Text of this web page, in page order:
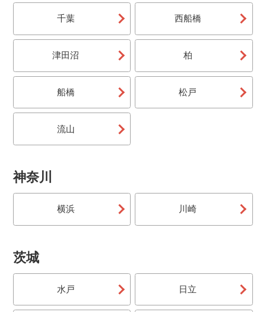
千葉 西船橋
津田沼 柏
船橋 松戸
流山
神奈川
横浜 川崎
茨城
水戸 日立